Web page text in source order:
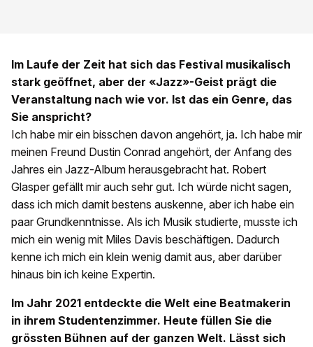
Im Laufe der Zeit hat sich das Festival musikalisch
stark geöffnet, aber der «Jazz»-Geist prägt die
Veranstaltung nach wie vor. Ist das ein Genre, das
Sie anspricht?
Ich habe mir ein bisschen davon angehört, ja. Ich habe mir
meinen Freund Dustin Conrad angehört, der Anfang des
Jahres ein Jazz-Album herausgebracht hat. Robert
Glasper gefällt mir auch sehr gut. Ich würde nicht sagen,
dass ich mich damit bestens auskenne, aber ich habe ein
paar Grundkenntnisse. Als ich Musik studierte, musste ich
mich ein wenig mit Miles Davis beschäftigen. Dadurch
kenne ich mich ein klein wenig damit aus, aber darüber
hinaus bin ich keine Expertin.
Im Jahr 2021 entdeckte die Welt eine Beatmakerin
in ihrem Studentenzimmer. Heute füllen Sie die
grössten Bühnen auf der ganzen Welt. Lässt sich